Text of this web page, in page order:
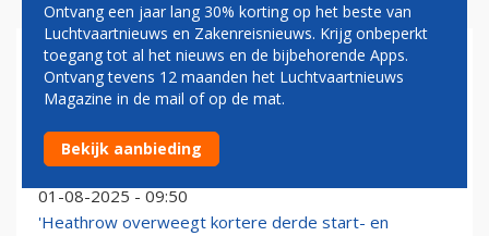
LONDEN HEATHROW
AIRPORT
Heathrow Airport wil voor 56 miljard euro uitbreiden
01-08-2025 - 09:50
'Heathrow overweegt kortere derde start- en
Ontvang een jaar lang 30% korting op het beste van
Luchtvaartnieuws en Zakenreisnieuws. Krijg onbeperkt
toegang tot al het nieuws en de bijbehorende Apps.
Ontvang tevens 12 maanden het Luchtvaartnieuws
Magazine in de mail of op de mat.
Bekijk aanbieding